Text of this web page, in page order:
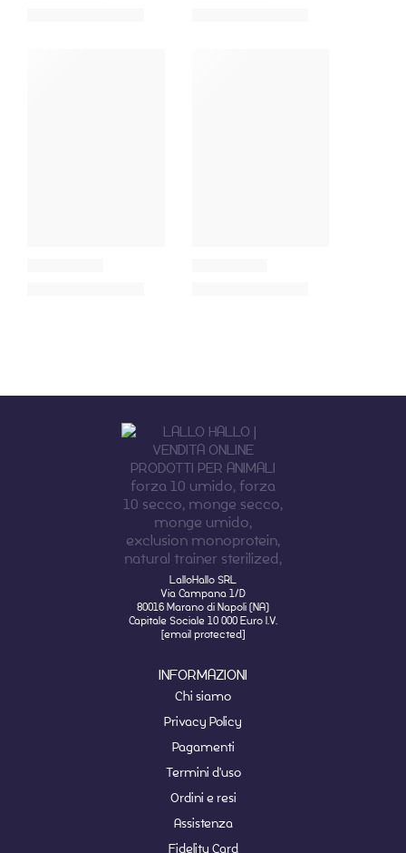
LalloHallo SRL
Via Campana 1/D
80016 Marano di Napoli (NA)
Capitale Sociale 10 000 Euro I.V.
[email protected]
INFORMAZIONI
Chi siamo
Privacy Policy
Pagamenti
Termini d'uso
Ordini e resi
Assistenza
Fidelity Card